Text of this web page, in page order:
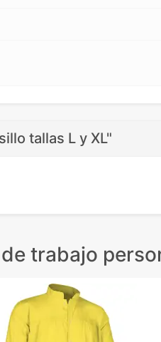
tallas L y XL"
trabajo